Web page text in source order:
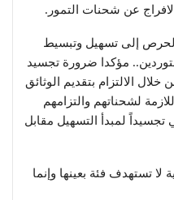
عن شحنات التمور.
إلى تسهيل وتبسيط
مؤكدا ضرورة تجسيد
الالتزام بتقديم الوثائق
لشحناتهم والتزامهم
لمبدأ التسهيل مقابل
تستهدف فئة بعينها وإنما